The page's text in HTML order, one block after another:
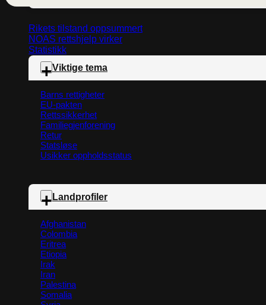
Rikets tilstand oppsummert
NOAS rettshjelp virker
Statistikk
Viktige tema
Barns rettigheter
EU-pakten
Rettssikkerhet
Familiegjenforening
Retur
Statsløse
Usikker oppholdsstatus
Landprofiler
Afghanistan
Colombia
Eritrea
Etiopia
Irak
Iran
Palestina
Somalia